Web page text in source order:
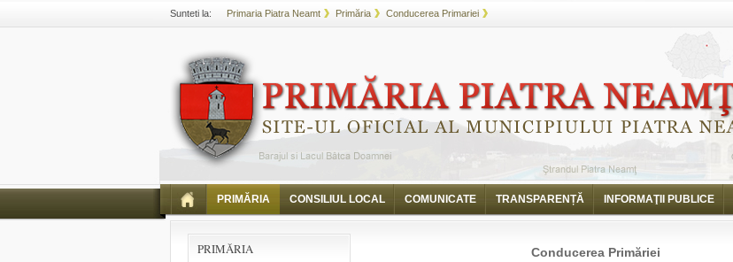
Sunteti la: Primaria Piatra Neamt Primăria Conducerea Primariei
PRIMĂRIA CONSILIUL LOCAL COMUNICATE TRANSPARENȚĂ INFORMAŢII PUBLICE
PRIMĂRIA Conducerea Primăriei